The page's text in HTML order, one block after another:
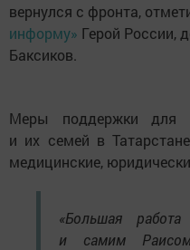
вернулся с фронта,
информу» Герой России,
Баксиков.
Меры поддержки для
и их семей в
медицинские,
«Большая
и самим Раисом